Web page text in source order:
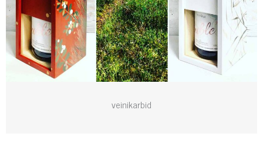
veinikarbid